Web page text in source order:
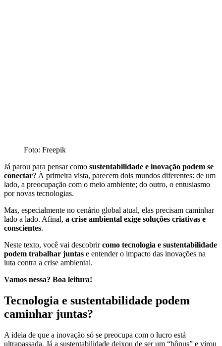
Foto: Freepik
Já parou para pensar como sustentabilidade e inovação podem se
conectar? À primeira vista, parecem dois mundos diferentes: de um
lado, a preocupação com o meio ambiente; do outro, o entusiasmo
por novas tecnologias.
Mas, especialmente no cenário global atual, elas precisam caminhar
lado a lado. Afinal, a crise ambiental exige soluções criativas e
conscientes.
Neste texto, você vai descobrircomo tecnologia e sustentabilidade
podem trabalhar juntas e entender o impacto das inovações na
luta contra a crise ambiental.
Vamos nessa? Boa leitura!
Tecnologia e sustentabilidade podem
caminhar juntas?
A ideia de que a inovação só se preocupa com o lucro está
ultrapassada. Já a sustentabilidade deixou de ser um “bônus” e virou